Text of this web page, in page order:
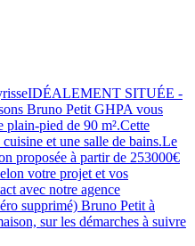
SITUÉE -
Bruno Petit GHPA vous
plain-pied de 90 m².Cette
et une salle de bains.Le
proposée à partir de 253000€
votre projet et vos
avec notre agence
supprimé) Bruno Petit à
sur les démarches à suivre